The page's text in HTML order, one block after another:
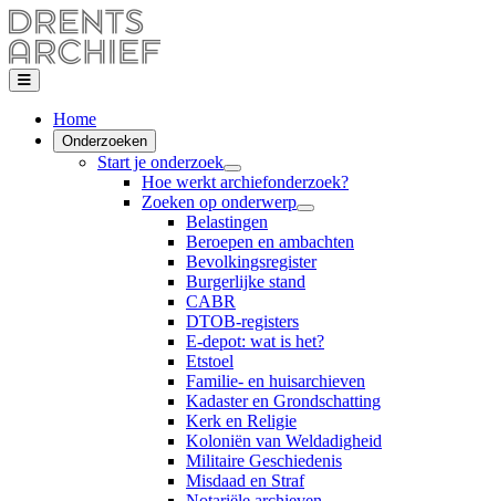
Home
Onderzoeken
Start je onderzoek
Hoe werkt archiefonderzoek?
Zoeken op onderwerp
Belastingen
Beroepen en ambachten
Bevolkingsregister
Burgerlijke stand
CABR
DTOB-registers
E-depot: wat is het?
Etstoel
Familie- en huisarchieven
Kadaster en Grondschatting
Kerk en Religie
Koloniën van Weldadigheid
Militaire Geschiedenis
Misdaad en Straf